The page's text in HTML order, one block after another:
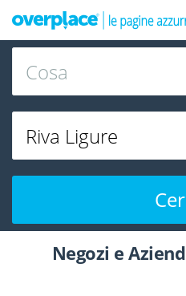
Negozi e